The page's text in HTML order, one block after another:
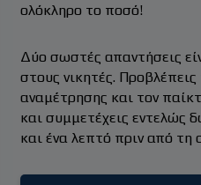
ολόκληρο το ποσό!
Δύο σωστές απαντήσεις
στους νικητές.
αναμέτρησης και τον
και συμμετέχεις εντελώς
και ένα λεπτό πριν από τη